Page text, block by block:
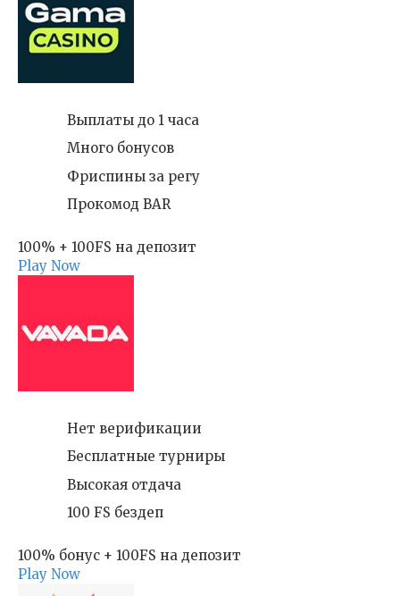
Выплаты до 1 часа
Много бонусов
Фриспины за регу
Прокомод BAR
100% + 100FS на депозит
Play Now
Нет верификации
Бесплатные турниры
Высокая отдача
100 FS бездеп
100% бонус + 100FS на депозит
Play Now